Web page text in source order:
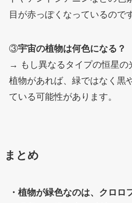
目が赤っぽくなっているので
③宇宙の植物は何色になる？
→ もし異なるタイプの恒星の
植物があれば、緑ではなく黒
ている可能性があります。
まとめ
・植物が緑色なのは、クロロ